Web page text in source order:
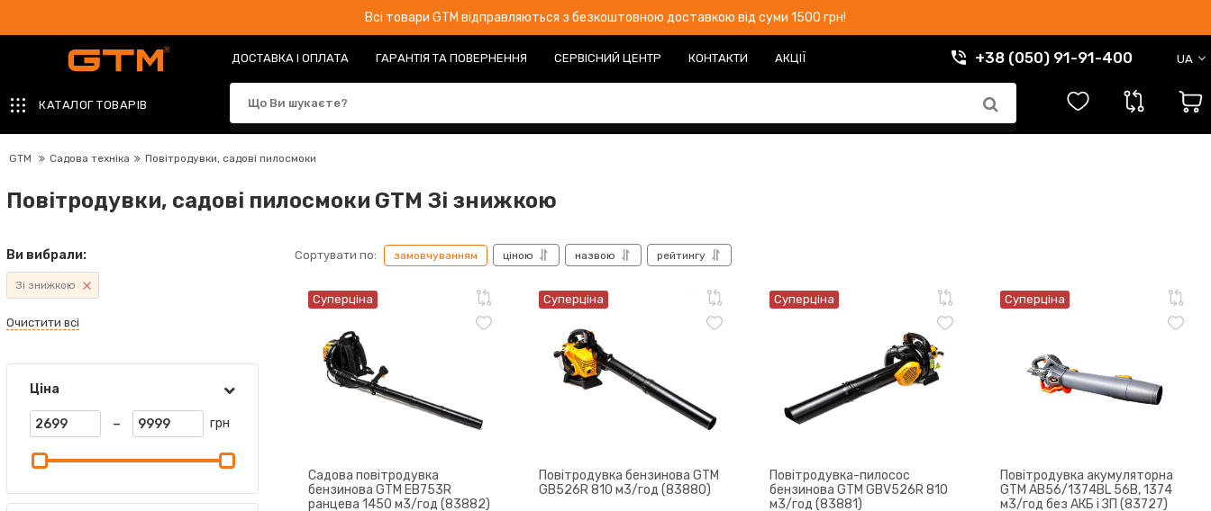
Всі товари GTM відправляються з безкоштовною доставкою від суми 1500 грн!
ДОСТАВКА І ОПЛАТА ГАРАНТІЯ ТА ПОВЕРНЕННЯ СЕРВІСНИЙ ЦЕНТР КОНТАКТИ АКЦІЇ +38 (050) 91-91-400 UA
КАТАЛОГ ТОВАРІВ
GTM Садова техніка Повітродувки, садові пилосмоки
Повітродувки, садові пилосмоки GTM Зі знижкою
Ви вибрали:
Зі знижкою
Очистити всі
Ціна
- грн
Сортувати по: замовчуванням ціною назвою рейтингу
Суперціна
Садова повітродувка
бензинова GTM EB753R
ранцева 1450 м3/год (83882)
Суперціна
Повітродувка бензинова GTM
GB526R 810 м3/год (83880)
Суперціна
Повітродувка-пилосос
бензинова GTM GBV526R 810
м3/год (83881)
Суперціна
Повітродувка акумуляторна
GTM AB56/1374BL 56В, 1374
м3/год без АКБ і ЗП (83727)